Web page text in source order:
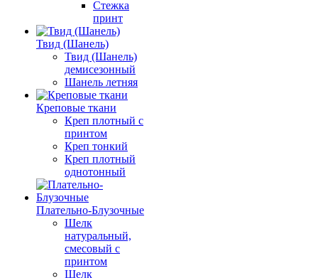
Стежка
принт
Твид (Шанель)
Твид (Шанель)
демисезонный
Шанель летняя
Креповые ткани
Креп плотный с
принтом
Креп тонкий
Креп плотный
однотонный
Плательно-Блузочные
Шелк
натуральный,
смесовый с
принтом
Шелк